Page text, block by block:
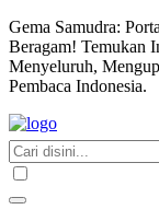
Gema Samudra:
Beragam! Temukan
Menyeluruh,
Pembaca Indonesia.